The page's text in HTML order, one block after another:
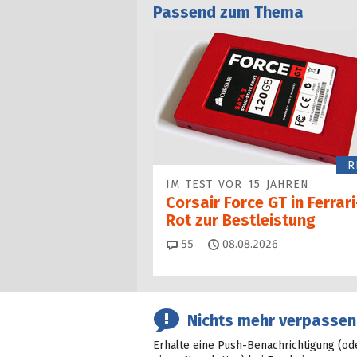
Passend zum Thema
IM TEST VOR 15 JAHREN
Corsair Force GT in
Rot zur Bestleistung
55 Kommentare
08.08.2026
Nichts mehr
Erhalte eine Push-Benachrichtigung